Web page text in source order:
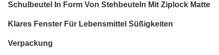
Schulbeutel In Form Von Stehbeuteln Mit Ziplock Matte
Klares Fenster Für Lebensmittel Süßigkeiten
Verpackung